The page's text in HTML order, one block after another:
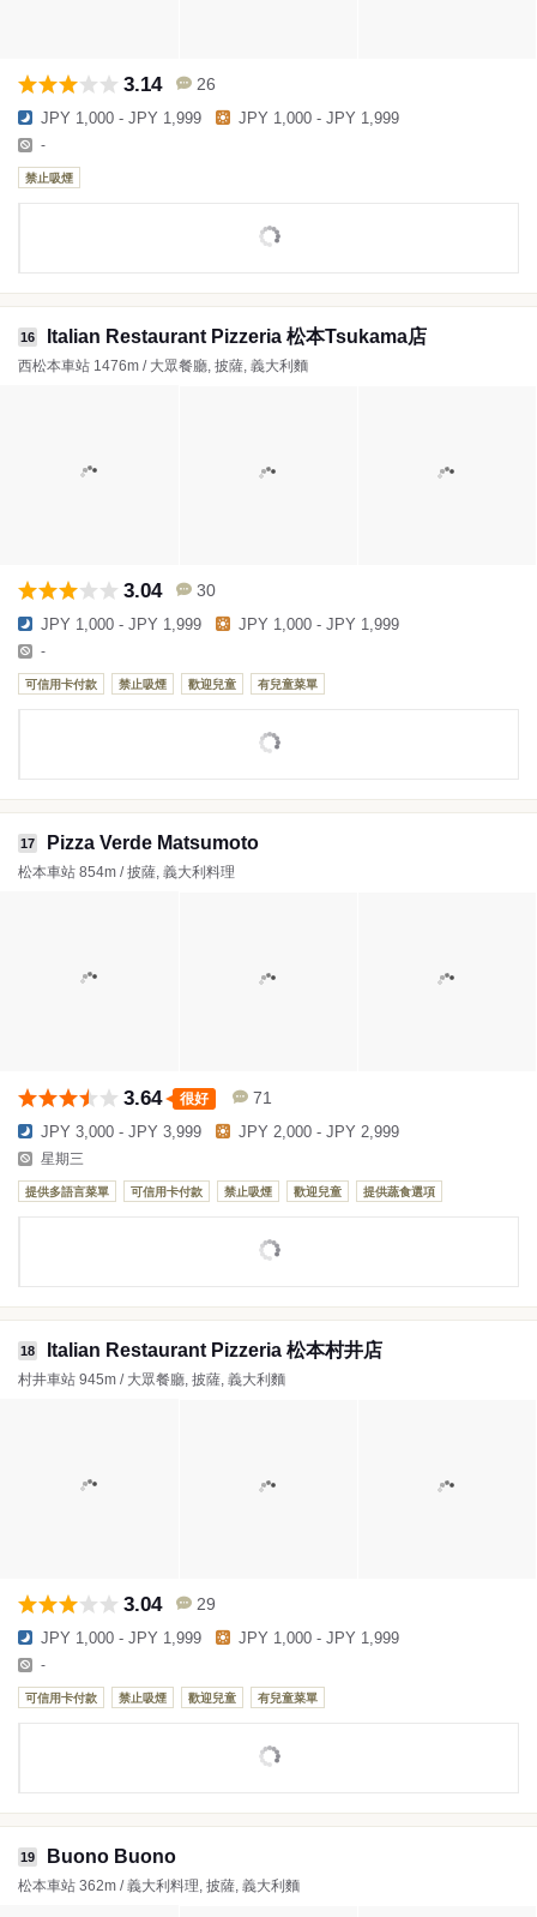
3.14 26
JPY 1,000 - JPY 1,999 JPY 1,000 - JPY 1,999
-
禁止吸煙
16 Italian Restaurant Pizzeria 松本Tsukama店
西松本車站 1476m / 大眾餐廳, 披薩, 義大利麵
3.04 30
JPY 1,000 - JPY 1,999 JPY 1,000 - JPY 1,999
-
可信用卡付款 禁止吸煙 歡迎兒童 有兒童菜單
17 Pizza Verde Matsumoto
松本車站 854m / 披薩, 義大利料理
3.64 很好 71
JPY 3,000 - JPY 3,999 JPY 2,000 - JPY 2,999
星期三
提供多語言菜單 可信用卡付款 禁止吸煙 歡迎兒童 提供蔬食選項
18 Italian Restaurant Pizzeria 松本村井店
村井車站 945m / 大眾餐廳, 披薩, 義大利麵
3.04 29
JPY 1,000 - JPY 1,999 JPY 1,000 - JPY 1,999
-
可信用卡付款 禁止吸煙 歡迎兒童 有兒童菜單
19 Buono Buono
松本車站 362m / 義大利料理, 披薩, 義大利麵